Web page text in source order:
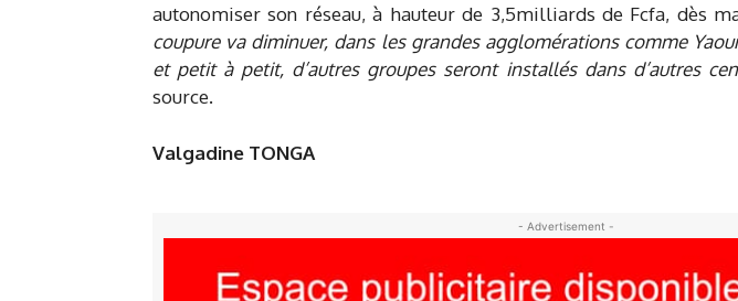
autonomiser son réseau, à hauteur de 3,5milliards de Fcfa, dès
coupure va diminuer, dans les grandes agglomérations comme
et petit à petit, d’autres groupes seront installés dans d’autres
source.
Valgadine TONGA
- Advertisement -